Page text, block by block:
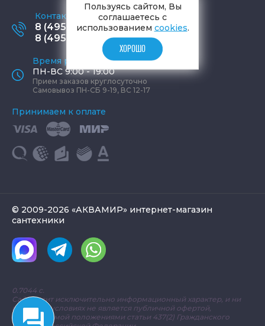
Контактные телефоны
8 (495) 795-77-65
8 (495) 797-11-67
Время работы офиса
ПН-ВС 9:00 - 19:00
Прием заказов круглосуточно
Самовывоз ПН-СБ 9-19, ВС 12-17
Принимаем к оплате
© 2009-2026 «АКВАМИР» интернет-магазин
сантехники
0.7044 с.
Сайт носит исключительно информационный характер, и ни
при каких условиях не является публичной офертой,
определяемой положениями статьи 437(2) Гражданского
Пользуясь сайтом, Вы
соглашаетесь с
использованием cookies.
ХОРОШО